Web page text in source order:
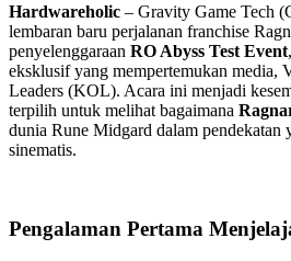
Hardwareholic – Gravity Game Tech
lembaran baru perjalanan franchise
penyelenggaraan RO Abyss Test Event
eksklusif yang mempertemukan media,
Leaders (KOL). Acara ini menjadi
terpilih untuk melihat bagaimana
dunia Rune Midgard dalam pendekatan
sinematis.
Pengalaman Pertama